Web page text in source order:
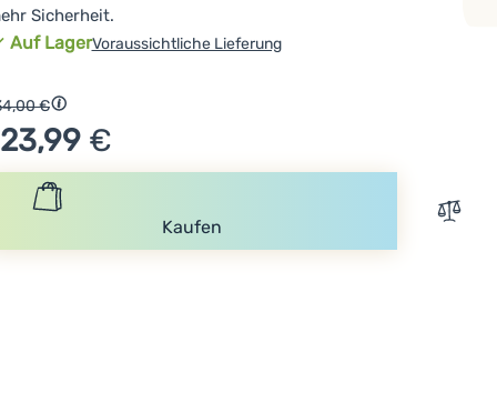
Sicherheit.
Auf LagerVoraussichtliche Lieferung
Preis
€
€
Kaufen Zum